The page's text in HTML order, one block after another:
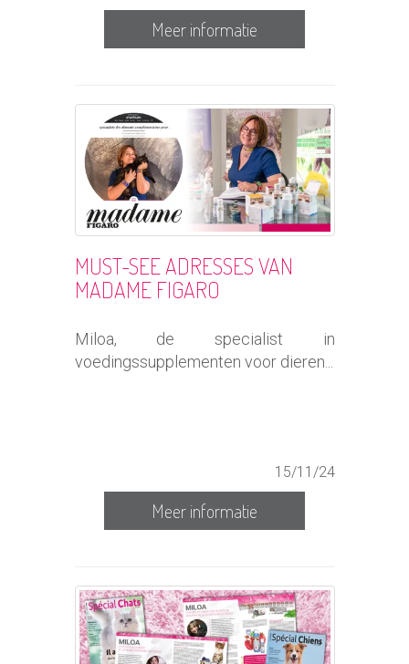
Meer informatie
MUST-SEE ADRESSES VAN
MADAME FIGARO
Miloa, de specialist in
voedingssupplementen voor dieren...
15/11/24
Meer informatie